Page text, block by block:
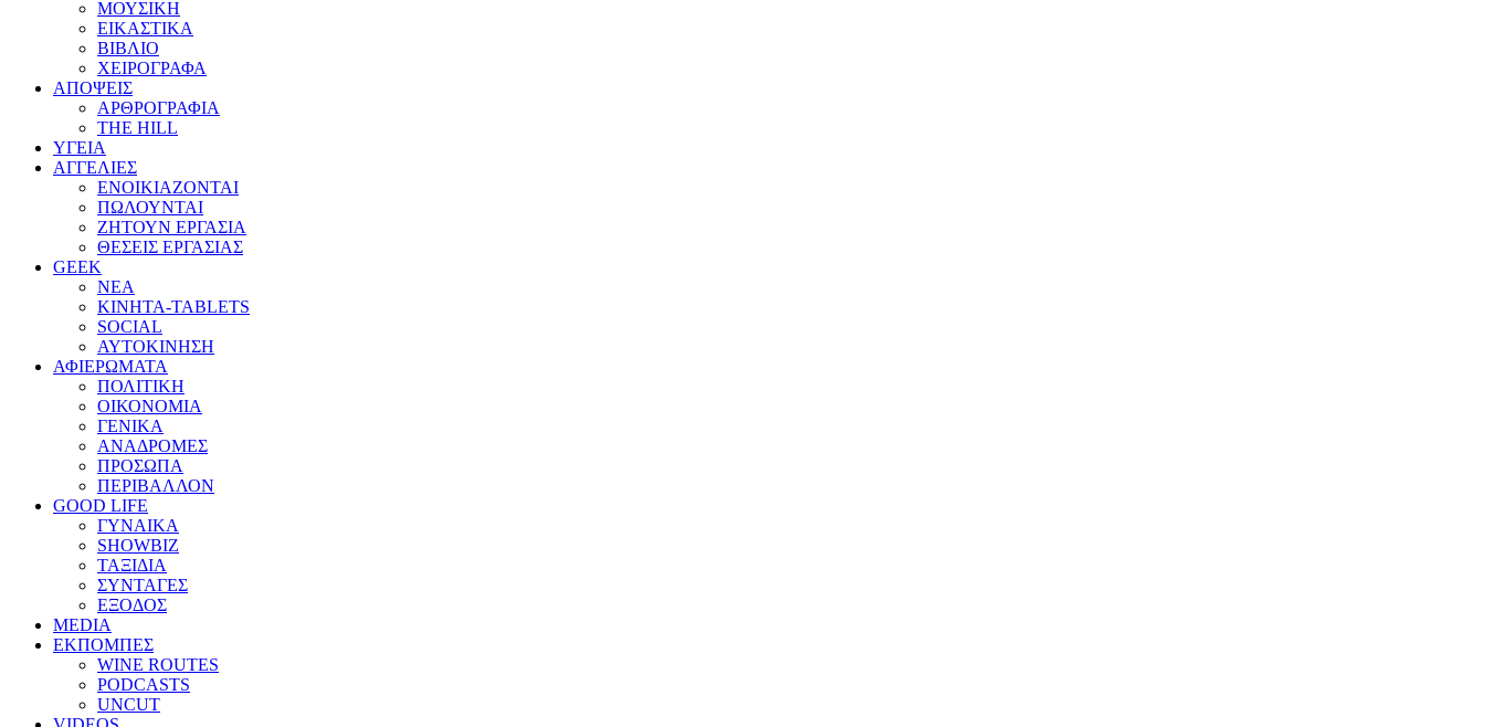
ΜΟΥΣΙΚΗ
ΕΙΚΑΣΤΙΚΑ
ΒΙΒΛΙΟ
ΧΕΙΡΟΓΡΑΦΑ
ΑΠΟΨΕΙΣ
ΑΡΘΡΟΓΡΑΦΙΑ
THE HILL
ΥΓΕΙΑ
ΑΓΓΕΛΙΕΣ
ΕΝΟΙΚΙΑΖΟΝΤΑΙ
ΠΩΛΟΥΝΤΑΙ
ΖΗΤΟΥΝ ΕΡΓΑΣΙΑ
ΘΕΣΕΙΣ ΕΡΓΑΣΙΑΣ
GEEK
ΝΕΑ
ΚΙΝΗΤΑ-TABLETS
SOCIAL
ΑΥΤΟΚΙΝΗΣΗ
ΑΦΙΕΡΩΜΑΤΑ
ΠΟΛΙΤΙΚΗ
ΟΙΚΟΝΟΜΙΑ
ΓΕΝΙΚΑ
ΑΝΑΔΡΟΜΕΣ
ΠΡΟΣΩΠΑ
ΠΕΡΙΒΑΛΛΟΝ
GOOD LIFE
ΓΥΝΑΙΚΑ
SHOWBIZ
ΤΑΞΙΔΙΑ
ΣΥΝΤΑΓΕΣ
ΕΞΟΔΟΣ
MEDIA
ΕΚΠΟΜΠΕΣ
WINE ROUTES
PODCASTS
UNCUT